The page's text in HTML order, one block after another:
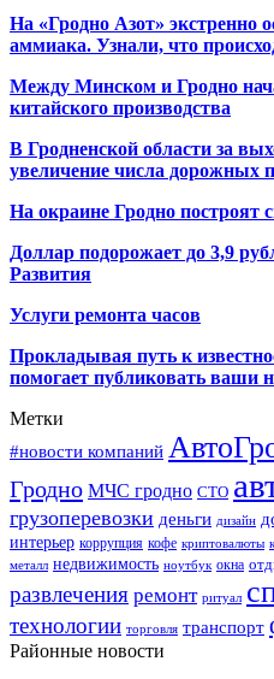
На «Гродно Азот» экстренно
аммиака. Узнали, что
Между Минском и Гродно
китайского производства
В Гродненской области за
увеличение числа дорожных
На окраине Гродно построят
Доллар подорожает до 3,9
Развития
Услуги ремонта часов
Прокладывая путь к
помогает публиковать ваши
Метки
#новости компаний
Гродно МЧС гродно СТО
грузоперевозки деньги дизайн
интерьер коррупция кофе криптовалюты
металл недвижимость ноутбук окна
развлечения ремонт ритуал
технологии торговля транспорт
Районные новости